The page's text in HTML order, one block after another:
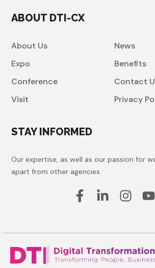
ABOUT DTI-CX
About Us
Expo
Conference
Visit
News
Benefits
Contact
Privacy
STAY INFORMED
Our expertise, as well as our passion for
apart from other agencies.